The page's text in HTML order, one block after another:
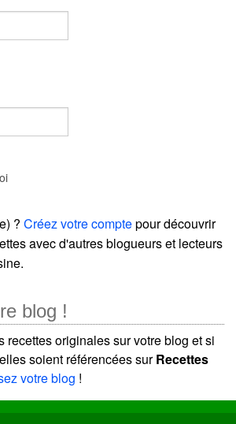
? Créez votre comptepour découvrir
avec d'autres blogueurs et lecteurs
blog !
recettes originales sur votre blog et si
soient référencées surRecettes
votre blog !